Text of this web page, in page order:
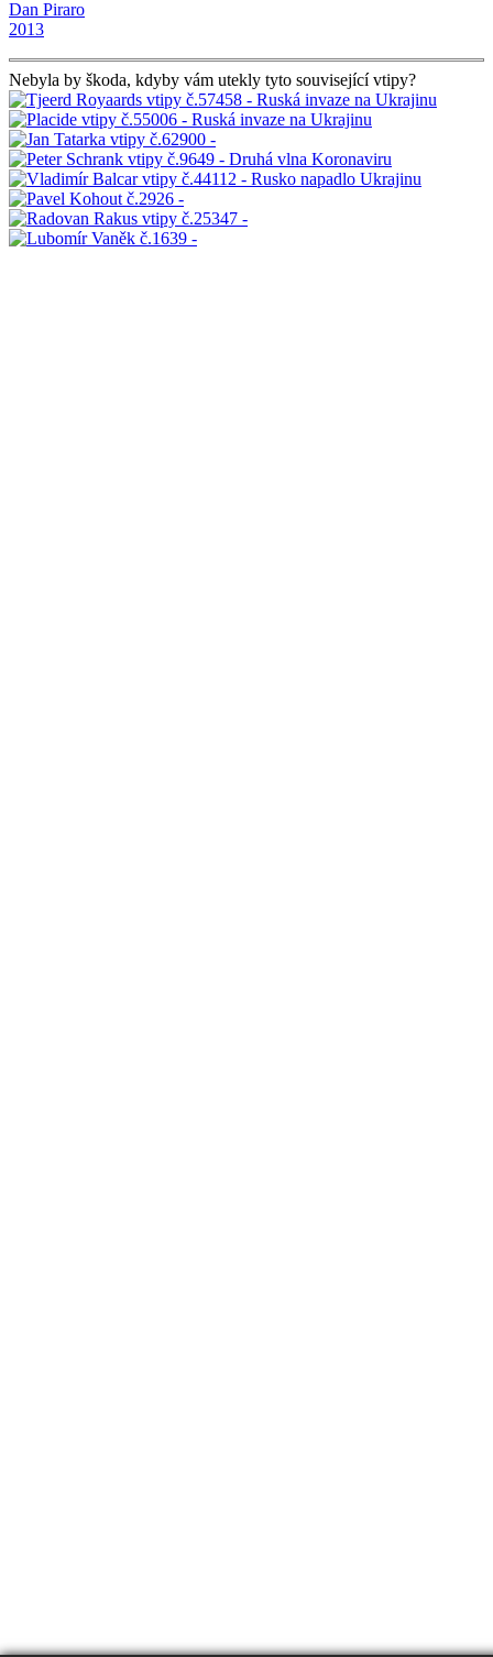
Dan Piraro
2013
Nebyla by škoda, kdyby vám utekly tyto související vtipy?